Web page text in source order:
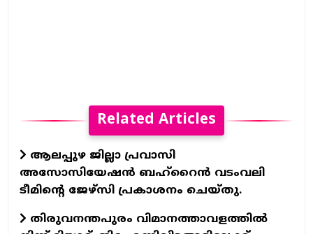
Related Articles
ആലപ്പുഴ ജില്ലാ പ്രവാസി
അസോസിയേഷന്‍ ബഹ്റൈന്‍ വടംവലി
ടീമിന്റെ ജേഴ്സി പ്രകാശനം ചെയ്തു.
തിരുവനന്തപുരം വിമാനത്താവളത്തില്‍